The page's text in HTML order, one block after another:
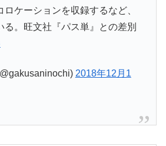
ケーションを収録するなど、
る。旺文社『パス単』との差別
2018年12月1